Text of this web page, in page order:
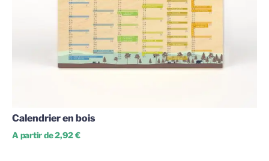
Calendrier en bois
A partir de 2,92 €